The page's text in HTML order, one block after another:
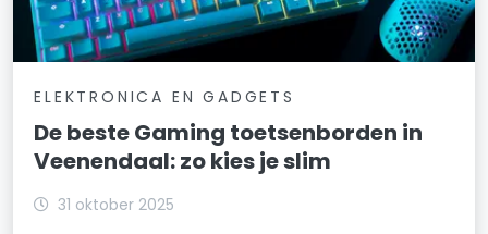
ELEKTRONICA EN GADGETS
De beste Gaming toetsenborden in
Veenendaal: zo kies je slim
31 oktober 2025